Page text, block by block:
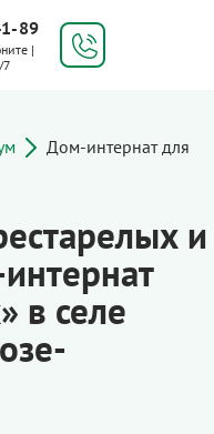
89
|
7
Дом-интернат для
и
в селе